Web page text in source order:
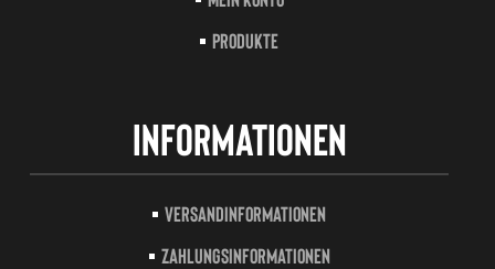
Produkte
Informationen
Versandinformationen
Zahlungsinformationen